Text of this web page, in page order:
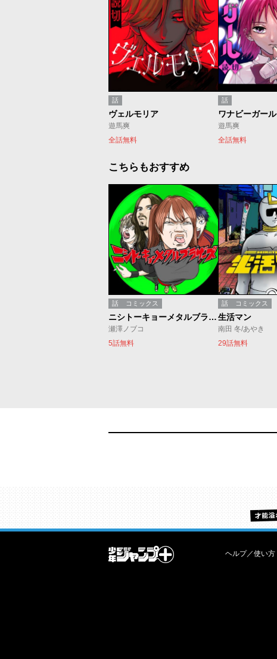
話
ヴェルモリア
遊馬爽
全話無料
話
ワナビーガール
遊馬爽
全話無料
こちらもおすすめ
話 コミックス
ニシトーキョーメタルブラザーズ
瀬澤ノブコ
5話無料
話 コミックス
生活マン
南田 冬/あやき
29話無料
ヘルプ／使い方